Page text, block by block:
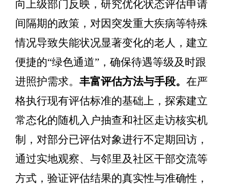
向上级部门反映，研究优化状态评估申请
间隔期的政策，对因突发重大疾病等特殊
情况导致失能状况显著变化的老人，建立
便捷的“绿色通道” ，确保待遇等级及时跟
进照护需求。丰富评估方法与手段。在严
格执行现有评估标准的基础上，探索建立
常态化的随机入户抽查和社区走访核实机
制 ，对部分已评估对象进行不定期回访，
通过实地观察、与邻里及社区干部交流等
方式，验证评估结果的真实性与准确性，